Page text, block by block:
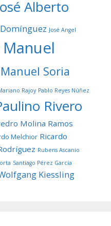
Alberto
José Angel
Manuel
Manuel Soria
Rajoy Pablo Reyes Núñez
Rivero
Molina Ramos
Melchior Ricardo
Rubens Ascanio
Santiago Pérez García
Kiessling